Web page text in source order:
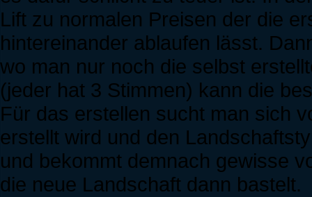
Lift zu normalen Preisen der die
hintereinander ablaufen lässt.
wo man nur noch die selbst
(jeder hat 3 Stimmen) kann die
Für das erstellen sucht man sich
erstellt wird und den
und bekommt demnach gewisse
die neue Landschaft dann bastelt.